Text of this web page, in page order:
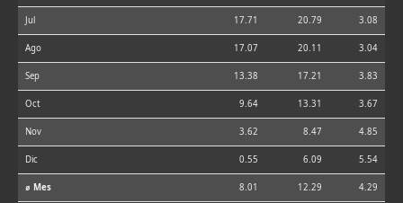
Jul 17.71 20.79 3.08
Ago 17.07 20.11 3.04
Sep 13.38 17.21 3.83
Oct 9.64 13.31 3.67
Nov 3.62 8.47 4.85
Dic 0.55 6.09 5.54
⌀ Mes 8.01 12.29 4.29